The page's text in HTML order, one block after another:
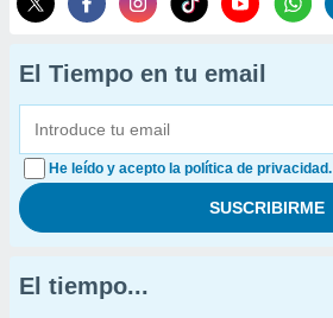
El Tiempo en tu email
He leído y acepto la política de privacidad.
El tiempo...